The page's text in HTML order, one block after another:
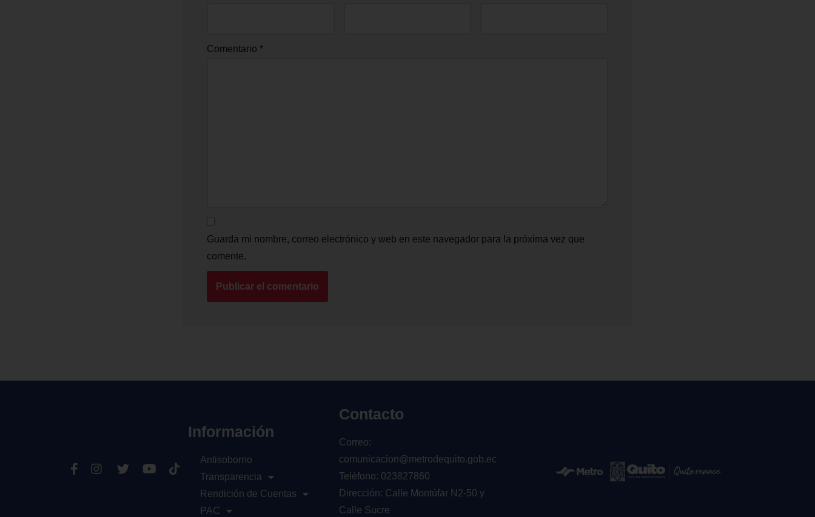
Comentario *
Guarda mi nombre, correo electrónico y web en este navegador para la próxima vez que
comente.
Información
Antisoborno
Transparencia
Rendición de Cuentas
PAC
Contacto
Correo:
comunicacion@metrodequito.gob.ec
Teléfono: 023827860
Dirección: Calle Montúfar N2-50 y
Calle Sucre